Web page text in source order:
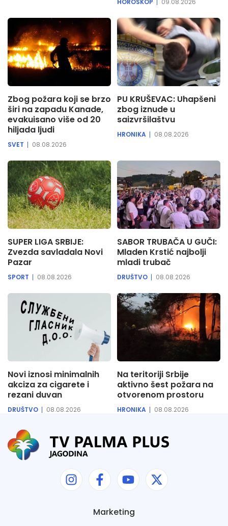
HOROSKOP 09.08.2026
Zbog požara koji se brzo
širi na zapadu Kanade,
evakuisano više od 20
hiljada ljudi
SVET 08.08.2026
PU KRUŠEVAC: Uhapšeni
zbog iznude u
saizvršilaštvu
HRONIKA 08.08.2026
SUPER LIGA SRBIJE:
Zvezda savladala Novi
Pazar
SPORT 08.08.2026
SABOR TRUBAČA U GUČI:
Mladen Krstić najbolji
mladi trubač
DRUŠTVO 08.08.2026
Novi iznosi minimalnih
akciza za cigarete i
rezani duvan
DRUŠTVO 08.08.2026
Na teritoriji Srbije
aktivno šest požara na
otvorenom prostoru
HRONIKA 08.08.2026
Marketing